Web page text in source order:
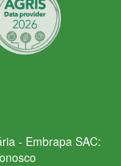
- Embrapa SAC: